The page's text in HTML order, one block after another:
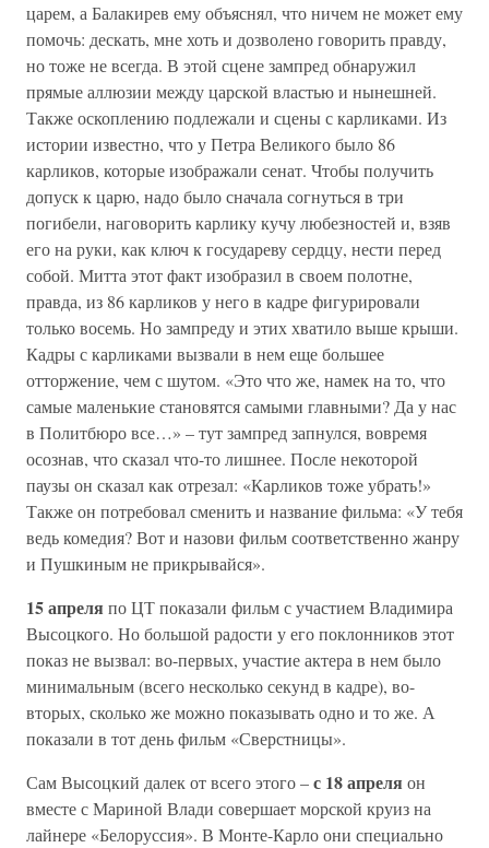
царем, а Балакирев ему объяснял, что ничем не может ему
помочь: дескать, мне хоть и дозволено говорить правду,
но тоже не всегда. В этой сцене зампред обнаружил
прямые аллюзии между царской властью и нынешней.
Также оскоплению подлежали и сцены с карликами. Из
истории известно, что у Петра Великого было 86
карликов, которые изображали сенат. Чтобы получить
допуск к царю, надо было сначала согнуться в три
погибели, наговорить карлику кучу любезностей и, взяв
его на руки, как ключ к государеву сердцу, нести перед
собой. Митта этот факт изобразил в своем полотне,
правда, из 86 карликов у него в кадре фигурировали
только восемь. Но зампреду и этих хватило выше крыши.
Кадры с карликами вызвали в нем еще большее
отторжение, чем с шутом. «Это что же, намек на то, что
самые маленькие становятся самыми главными? Да у нас
в Политбюро все…» – тут зампред запнулся, вовремя
осознав, что сказал что-то лишнее. После некоторой
паузы он сказал как отрезал: «Карликов тоже убрать!»
Также он потребовал сменить и название фильма: «У тебя
ведь комедия? Вот и назови фильм соответственно жанру
и Пушкиным не прикрывайся».
15 апреля по ЦТ показали фильм с участием Владимира
Высоцкого. Но большой радости у его поклонников этот
показ не вызвал: во-первых, участие актера в нем было
минимальным (всего несколько секунд в кадре), во-
вторых, сколько же можно показывать одно и то же. А
показали в тот день фильм «Сверстницы».
Сам Высоцкий далек от всего этого –с 18 апреля он
вместе с Мариной Влади совершает морской круиз на
лайнере «Белоруссия». В Монте-Карло они специально